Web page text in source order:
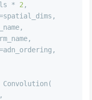
*
2 ,
Convolution(